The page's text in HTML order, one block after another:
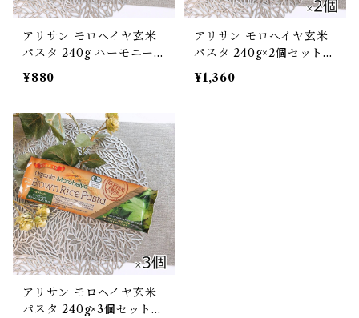
アリサン モロヘイヤ玄米
パスタ 240g ハーモニー
ライフ 有機 グルテンフリ
ー[ポスト投函・送料無料]
¥880
アリサン モロヘイヤ玄米
パスタ 240g×2個セット
ハーモニーライフ 有機 グ
ルテンフリー[ポスト投
¥1,360
アリサン モロヘイヤ玄米
パスタ 240g×3個セット